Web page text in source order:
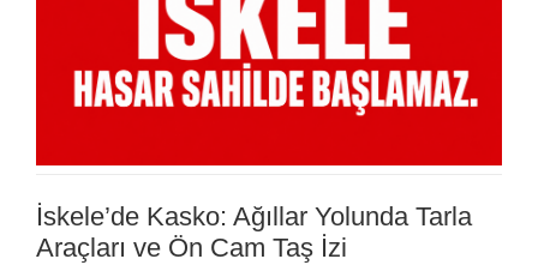
İskele’de Kasko: Ağıllar Yolunda Tarla
Araçları ve Ön Cam Taş İzi